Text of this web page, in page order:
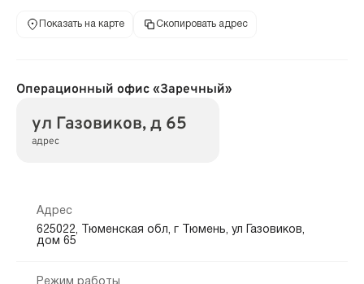
Показать на карте Скопировать адрес
Операционный офис «Заречный»
ул Газовиков, д 65
адрес
Адрес
625022, Тюменская обл, г Тюмень, ул Газовиков,
дом 65
Режим работы